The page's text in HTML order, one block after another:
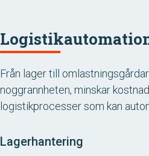
Från lager till
noggrannheten, minskar
logistikprocesser som kan
Lagerhantering